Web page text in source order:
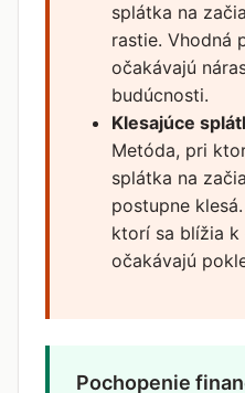
splátka na
rastie. Vhodná
očakávajú
budúcnosti.
Klesajúce
Metóda, pri
splátka na
postupne
ktorí sa blížia
očakávajú
Pochopenie